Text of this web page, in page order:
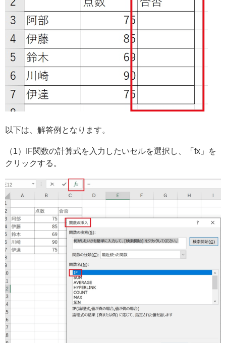
以下は、解答例となります。
（1）IF関数の計算式を入力したいセルを選択し、「fx」を
クリックする。